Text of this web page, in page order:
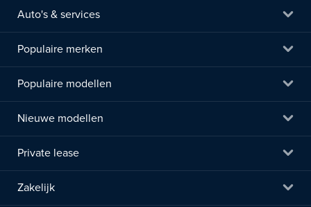
Auto's & services
Populaire merken
Populaire modellen
Nieuwe modellen
Private lease
Zakelijk